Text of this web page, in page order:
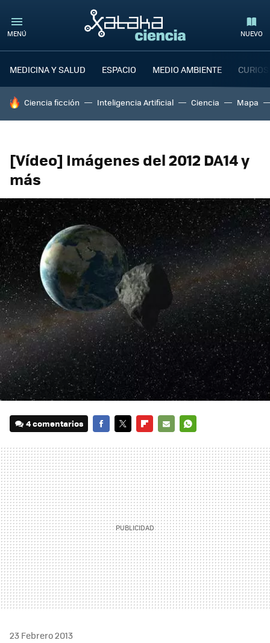
MENÚ NUEVO
MEDICINA Y SALUD ESPACIO MEDIO AMBIENTE
HOY SE HABLA DE
Ciencia ficción Inteligencia Artificial Ciencia Mapa
[Vídeo] Imágenes del 2012 DA14 y
más
4 comentarios
MAIL
23 Febrero 2013